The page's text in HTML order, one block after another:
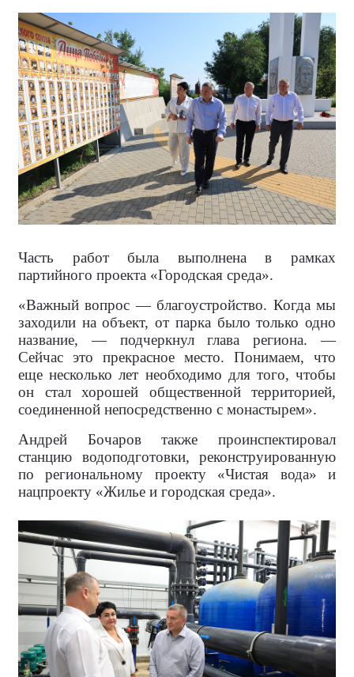
Часть работ была выполнена в рамках
партийного проекта «Городская среда».
«Важный вопрос — благоустройство. Когда мы
заходили на объект, от парка было только одно
название, — подчеркнул глава региона. —
Сейчас это прекрасное место. Понимаем, что
еще несколько лет необходимо для того, чтобы
он стал хорошей общественной территорией,
соединенной непосредственно с монастырем».
Андрей Бочаров также проинспектировал
станцию водоподготовки, реконструированную
по региональному проекту «Чистая вода» и
нацпроекту «Жилье и городская среда».